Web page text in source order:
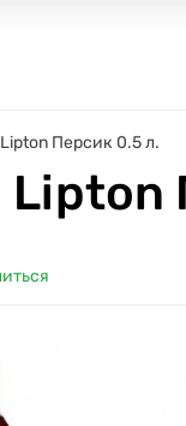
Персик 0.5 л.